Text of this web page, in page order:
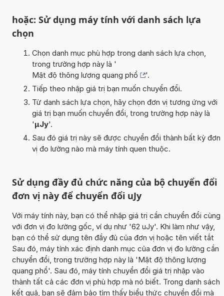
hoặc: Sử dụng máy tính với danh sách lựa
chọn
Chọn danh mục phù hợp trong danh sách lựa chọn,
trong trường hợp này là '
Mật độ thông lượng quang phổ
'.
Tiếp theo nhập giá trị bạn muốn chuyển đổi.
Từ danh sách lựa chọn, hãy chọn đơn vị tương ứng với
giá trị bạn muốn chuyển đổi, trong trường hợp này là
'µJy'.
Sau đó giá trị này sẽ được chuyển đổi thành bất kỳ đơn
vị đo lường nào mà máy tính quen thuộc.
Sử dụng đầy đủ chức năng của bộ chuyển đổi
đơn vị này để chuyển đổi uJy
Với máy tính này, bạn có thể nhập giá trị cần chuyển đổi cùng
với đơn vị đo lường gốc, ví dụ như '62 uJy'. Khi làm như vậy,
bạn có thể sử dụng tên đầy đủ của đơn vị hoặc tên viết tắt
Sau đó, máy tính xác định danh mục của đơn vị đo lường cần
chuyển đổi, trong trường hợp này là 'Mật độ thông lượng
quang phổ'. Sau đó, máy tính chuyển đổi giá trị nhập vào
thành tất cả các đơn vị phù hợp mà nó biết. Trong danh sách
kết quả, bạn sẽ đảm bảo tìm thấy biểu thức chuyển đổi mà